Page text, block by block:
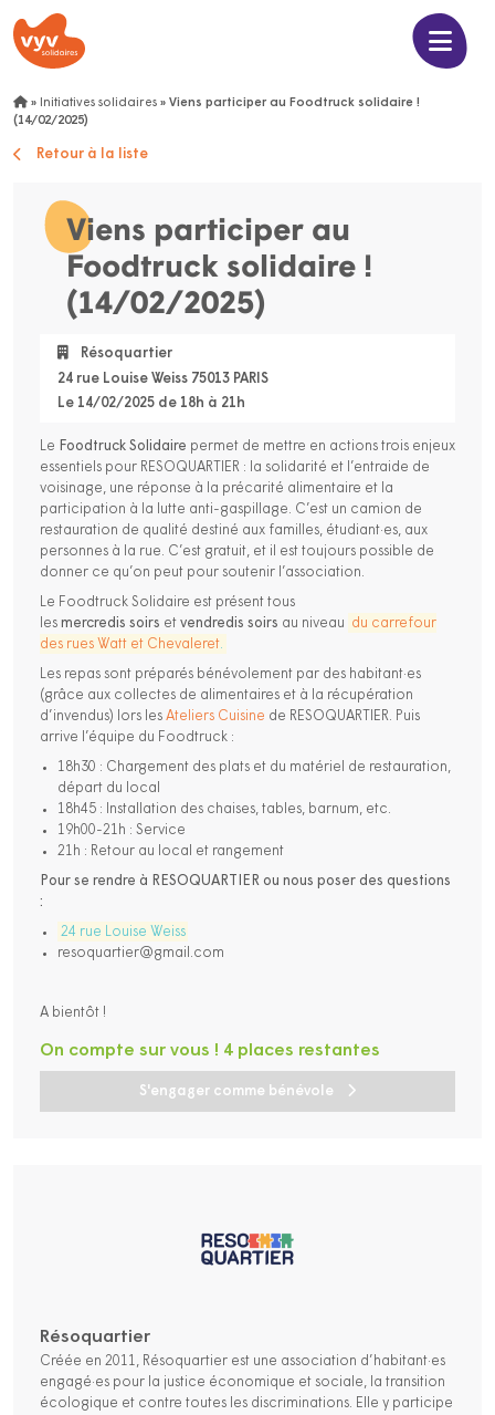
» Initiatives solidaires » Viens participer au Foodtruck solidaire !
(14/02/2025)
Retour à la liste
Viens participer au
Foodtruck solidaire !
(14/02/2025)
Résoquartier
24 rue Louise Weiss 75013 PARIS
Le 14/02/2025 de 18h à 21h
Le Foodtruck Solidaire permet de mettre en actions trois enjeux
essentiels pour RESOQUARTIER : la solidarité et l’entraide de
voisinage, une réponse à la précarité alimentaire et la
participation à la lutte anti-gaspillage. C’est un camion de
restauration de qualité destiné aux familles, étudiant·es, aux
personnes à la rue. C’est gratuit, et il est toujours possible de
donner ce qu’on peut pour soutenir l’association.
Le Foodtruck Solidaire est présent tous
les mercredis soirs et vendredis soirs au niveau
du carrefour
des rues Watt et Chevaleret.
Les repas sont préparés bénévolement par des habitant·es
(grâce aux collectes de alimentaires et à la récupération
d’invendus) lors les Ateliers Cuisine de RESOQUARTIER. Puis
arrive l’équipe du Foodtruck :
18h30 : Chargement des plats et du matériel de restauration,
départ du local
18h45 : Installation des chaises, tables, barnum, etc.
19h00-21h : Service
21h : Retour au local et rangement
Pour se rendre à RESOQUARTIER ou nous poser des questions
:
24 rue Louise Weiss
resoquartier@gmail.com
A bientôt !
S'engager comme bénévole
On compte sur vous ! 4 places restantes
Résoquartier
Créée en 2011, Résoquartier est une association d’habitant·es
engagé·es pour la justice économique et sociale, la transition
écologique et contre toutes les discriminations. Elle y participe